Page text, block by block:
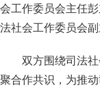
会工作委员会主任
法社会工作委员会
双方围绕司法
聚合作共识，为推